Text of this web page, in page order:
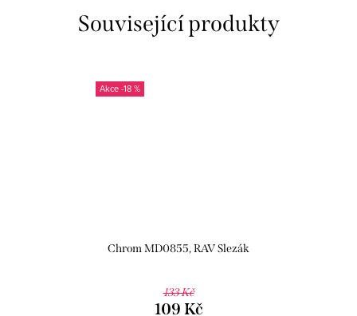
Související produkty
-18 %
Chrom MD0855, RAV Slezák
133 Kč
109 Kč